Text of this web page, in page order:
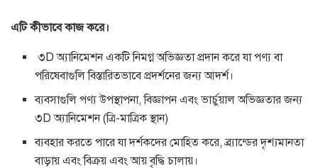
এটি কীভাবে কাজ করে।
৩D অ্যানিমেশন একটি নিমগ্ন অভিজ্ঞতা প্রদান করে যা পণ্য বা
পরিষেবাগুলি বিস্তারিতভাবে প্রদর্শনের জন্য আদর্শ।
ব্যবসাগুলি পণ্য উপস্থাপনা, বিজ্ঞাপন এবং ভার্চুয়াল অভিজ্ঞতার জন্য
৩D অ্যানিমেশন (ত্রি-মাত্রিক স্থান)
ব্যবহার করতে পারে যা দর্শকদের মোহিত করে, ব্র্যান্ডের দৃশ্যমানতা
বাড়ায় এবং বিক্রয় এবং আয় বৃদ্ধি চালায়।